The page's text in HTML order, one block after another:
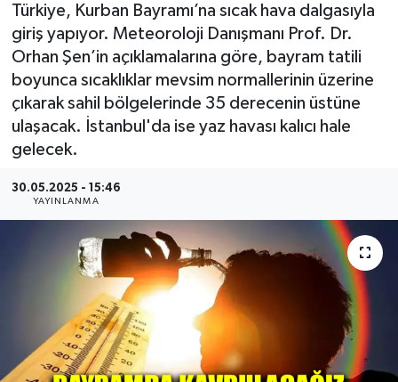
Türkiye, Kurban Bayramı’na sıcak hava dalgasıyla
giriş yapıyor. Meteoroloji Danışmanı Prof. Dr.
Orhan Şen’in açıklamalarına göre, bayram tatili
boyunca sıcaklıklar mevsim normallerinin üzerine
çıkarak sahil bölgelerinde 35 derecenin üstüne
ulaşacak. İstanbul'da ise yaz havası kalıcı hale
gelecek.
30.05.2025 - 15:46
YAYINLANMA
Spor
Eğitim
Sağlık
Teknoloji
Kültür - Sanat
Yaşam
Süper Lig Puan Durumu ve Fikstür
Tüm Manşetler
Son Dakika Haberleri
Haber Arşivi